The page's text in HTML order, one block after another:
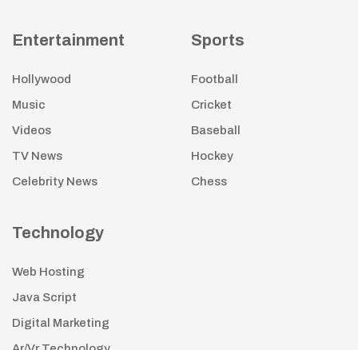
Entertainment
Hollywood
Music
Videos
TV News
Celebrity News
Sports
Football
Cricket
Baseball
Hockey
Chess
Technology
Web Hosting
Java Script
Digital Marketing